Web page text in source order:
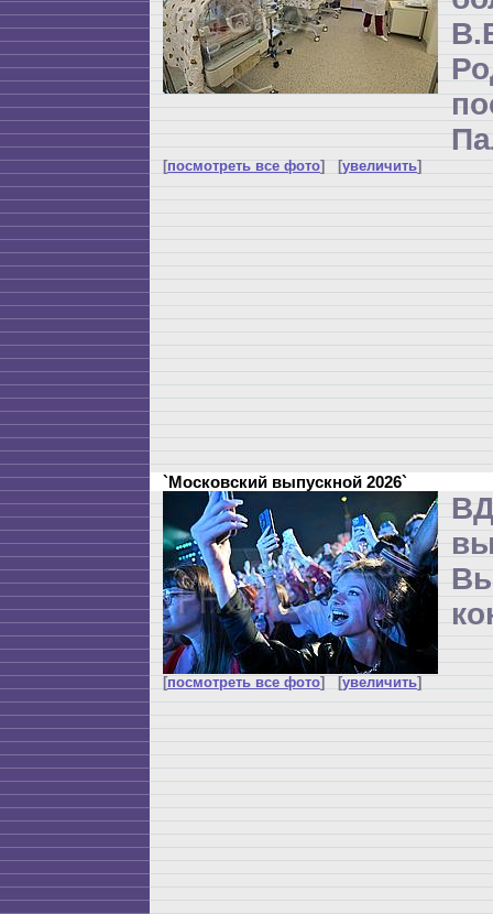
[посмотреть все фото] [увеличить]
`Московский выпускной 2026`
[посмотреть все фото] [увеличить]